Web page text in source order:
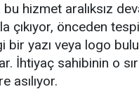
bu hizmet aralıksız
çıkıyor, önceden
bir yazı veya logo
İhtiyaç sahibinin o
asılıyor.